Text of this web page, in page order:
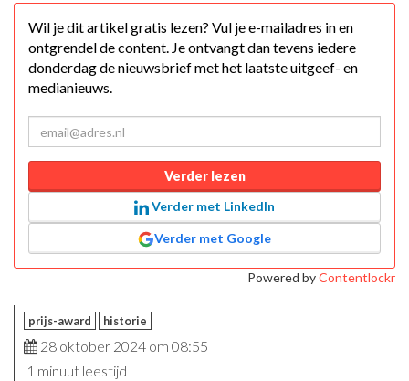
Wil je dit artikel gratis lezen? Vul je e-mailadres in en
ontgrendel de content. Je ontvangt dan tevens iedere
donderdag de nieuwsbrief met het laatste uitgeef- en
medianieuws.
Verder lezen
Verder met LinkedIn
Verder met Google
Powered byContentlockr
prijs-award historie
28 oktober 2024 om 08:55
1 minuut leestijd